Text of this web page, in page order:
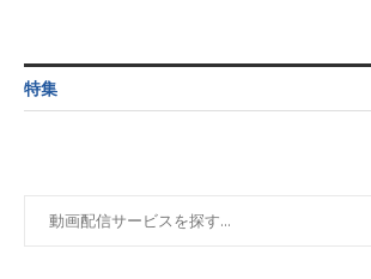
formats/format-
tax.php
line115
Undefined
variable
$post_id in
formats/format-
child/post-
formats/format-
Undefined
特集